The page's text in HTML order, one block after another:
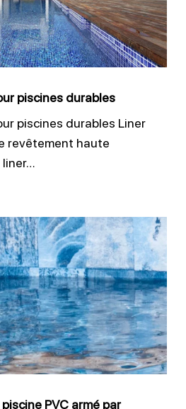
piscines durables
piscines durables Liner
revêtement haute
liner…
PVC armé par